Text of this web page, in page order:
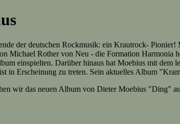
der deutschen Rockmusik: ein Krautrock-
Michael Rother von Neu - die Formation Harmonia
einspielten. Darüber hinaus hat Moebius mit
in Erscheinung zu treten. Sein aktuelles Album
wir das neuen Album von Dieter Moebius "Ding"